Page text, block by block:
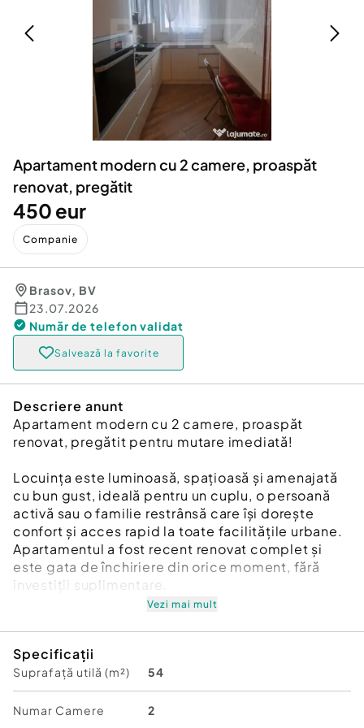
Servicii
Animale de companie
Afaceri și echipamente profesionale
Inchiriere Bunuri si Vehicule
Utilaje agricole si industriale
Piese auto si accesorii
Dacia Duster
Apartament modern cu 2 camere, proaspăt
renovat, pregătit
450 eur
Companie
Brasov, BV
23.07.2026
Număr de telefon validat
Salvează la favorite
Descriere anunt
Apartament modern cu 2 camere, proaspăt
renovat, pregătit pentru mutare imediată!
Locuința este luminoasă, spațioasă și amenajată
cu bun gust, ideală pentru un cuplu, o persoană
activă sau o familie restrânsă care își dorește
confort și acces rapid la toate facilitățile urbane.
Apartamentul a fost recent renovat complet și
este gata de închiriere din orice moment, fără
investiții suplimentare.
Lidl la 1 minut distanță
Mega Image în apropiere
Școli și grădinițe
Vezi mai mult
Specificații
Suprafață utilă (m²) 54
Numar Camere 2